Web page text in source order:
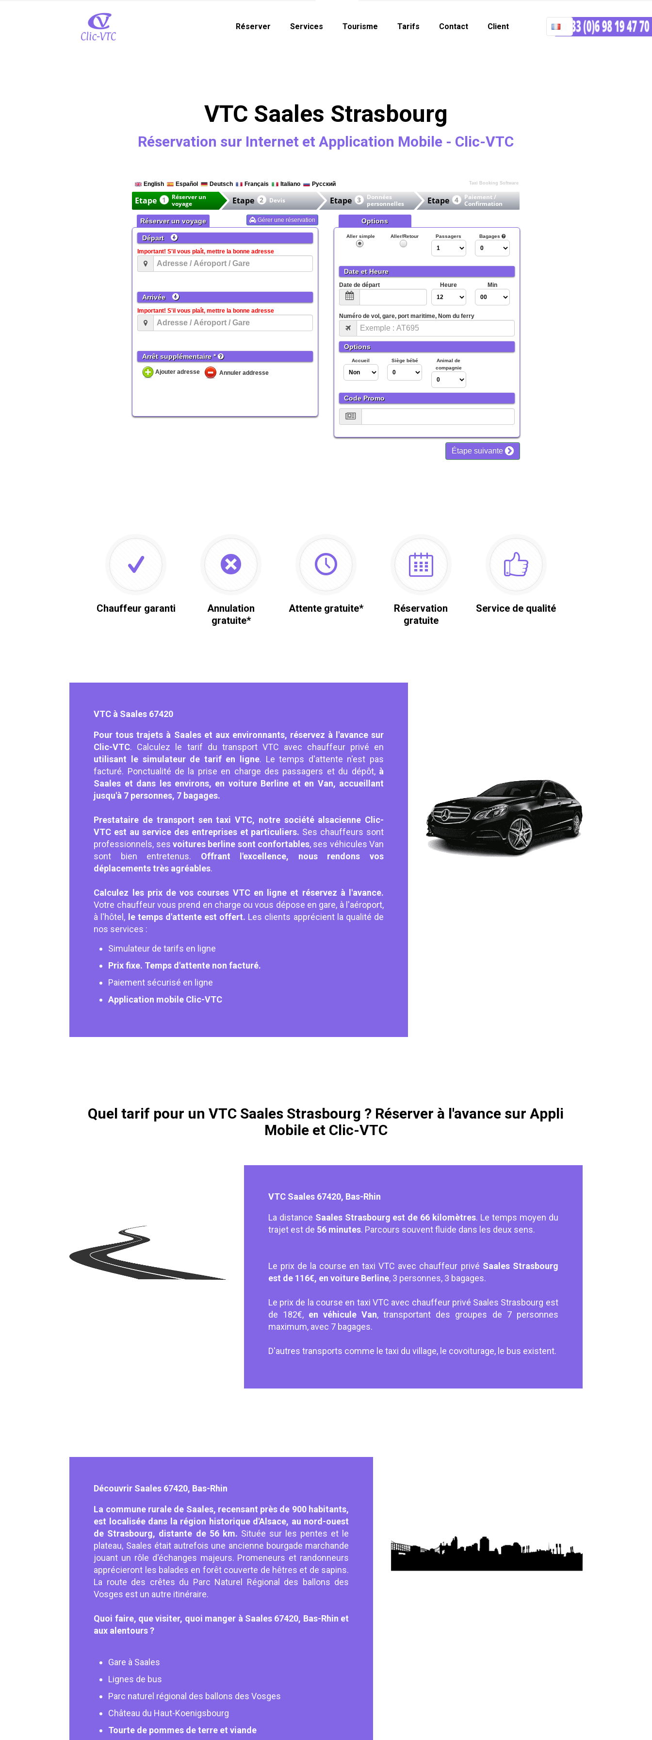
Réserver Services Tourisme Tarifs Contact Client
VTC Saales Strasbourg
Réservation sur Internet et Application Mobile - Clic-VTC
Chauffeur garanti
Annulation
gratuite*
Attente gratuite*
Réservation
gratuite
Service de qualité
VTC à Saales 67420
Pour tous trajets à Saales et aux environnants, réservez à l'avance sur
Clic-VTC. Calculez le tarif du transport VTC avec chauffeur privé en
utilisant le simulateur de tarif en ligne. Le temps d'attente n'est pas
facturé. Ponctualité de la prise en charge des passagers et du dépôt,à
Saales et dans les environs, en voiture Berline et en Van, accueillant
jusqu'à 7 personnes, 7 bagages.
Prestataire de transport sen taxi VTC, notre société alsacienne Clic-
VTC est au service des entreprises et particuliers. Ses chauffeurs sont
professionnels, ses voitures berline sont confortables, ses véhicules Van
sont bien entretenus. Offrant l'excellence, nous rendons vos
déplacements très agréables.
Calculez les prix de vos courses VTC en ligne et réservez à l'avance.
Votre chauffeur vous prend en charge ou vous dépose en gare, à l'aéroport,
à l'hôtel, le temps d'attente est offert. Les clients apprécient la qualité de
nos services :
Simulateur de tarifs en ligne
Prix fixe. Temps d'attente non facturé.
Paiement sécurisé en ligne
Application mobile Clic-VTC
Quel tarif pour un VTC Saales Strasbourg ? Réserver à l'avance sur Appli
Mobile et Clic-VTC
VTC Saales 67420, Bas-Rhin
La distance Saales Strasbourg est de 66 kilomètres. Le temps moyen du
trajet est de 56 minutes. Parcours souvent fluide dans les deux sens.
Le prix de la course en taxi VTC avec chauffeur privé Saales Strasbourg
est de 116€, en voiture Berline, 3 personnes, 3 bagages.
Le prix de la course en taxi VTC avec chauffeur privé Saales Strasbourg est
de 182€, en véhicule Van, transportant des groupes de 7 personnes
maximum, avec 7 bagages.
D'autres transports comme le taxi du village, le covoiturage, le bus existent.
Découvrir Saales 67420, Bas-Rhin
La commune rurale de Saales, recensant près de 900 habitants,
est localisée dans la région historique d'Alsace, au nord-ouest
de Strasbourg, distante de 56 km. Située sur les pentes et le
plateau, Saales était autrefois une ancienne bourgade marchande
jouant un rôle d'échanges majeurs. Promeneurs et randonneurs
apprécieront les balades en forêt couverte de hêtres et de sapins.
La route des crêtes du Parc Naturel Régional des ballons des
Vosges est un autre itinéraire.
Quoi faire, que visiter, quoi manger à Saales 67420, Bas-Rhin et
aux alentours ?
Gare à Saales
Lignes de bus
Parc naturel régional des ballons des Vosges
Château du Haut-Koenigsbourg
Tourte de pommes de terre et viande